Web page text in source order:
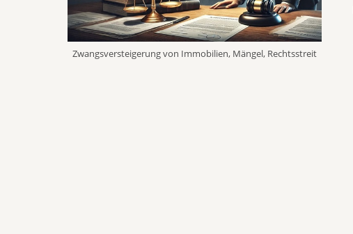
Zwangsversteigerung von Immobilien, Mängel, Rechtsstreit